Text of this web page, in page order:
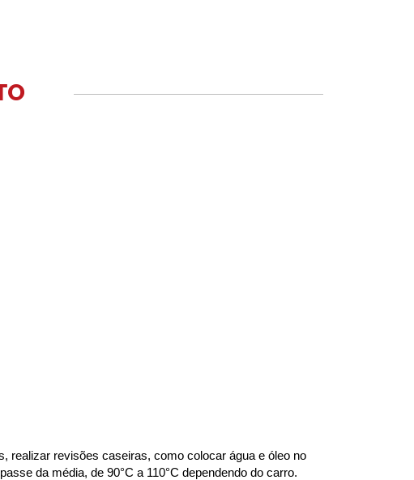
realizar revisões caseiras, como colocar água e óleo no
da média, de 90°C a 110°C dependendo do carro.